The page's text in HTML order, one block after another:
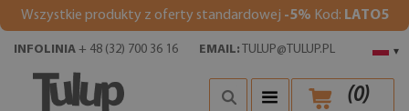
Wszystkie produkty z oferty standardowej -5% Kod: LATO5
▾
INFOLINIA + 48 (32) 700 36 16 EMAIL: TULUP@TULUP.PL
(0)